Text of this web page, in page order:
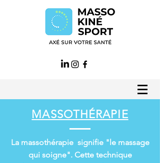
MASSOTHÉRAPIE
La massothérapie signifie "le massage
qui soigne". Cette technique